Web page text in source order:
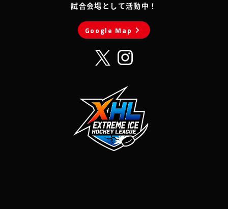
試合会場として活動中！
Google Map chevron_right